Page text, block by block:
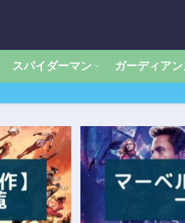
スパイダーマン ガーディア